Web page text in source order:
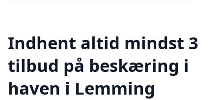
Indhent altid mindst 3
tilbud på beskæring i
haven i Lemming